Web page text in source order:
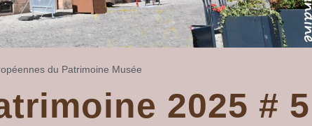
du Patrimoine Musée
2025 # 5